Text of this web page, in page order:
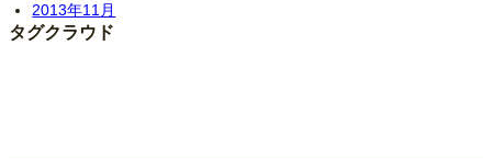
2013年11月
タグクラウド